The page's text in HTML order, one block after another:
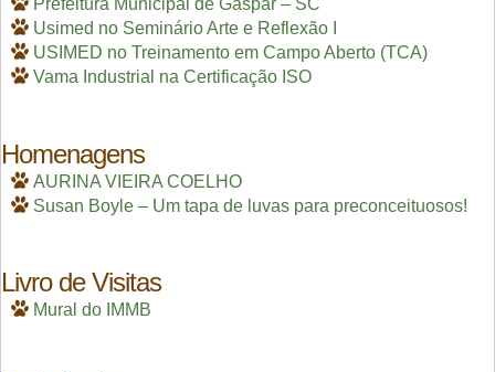
Prefeitura Municipal de Gaspar – SC
Usimed no Seminário Arte e Reflexão I
USIMED no Treinamento em Campo Aberto (TCA)
Vama Industrial na Certificação ISO
Homenagens
AURINA VIEIRA COELHO
Susan Boyle – Um tapa de luvas para preconceituosos!
Livro de Visitas
Mural do IMMB